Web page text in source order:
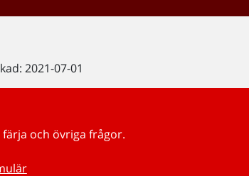
2021-07-01
och övriga frågor.